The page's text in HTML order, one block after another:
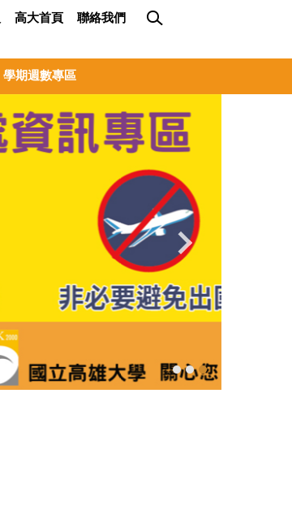
高大首頁 聯絡我們
學期週數專區